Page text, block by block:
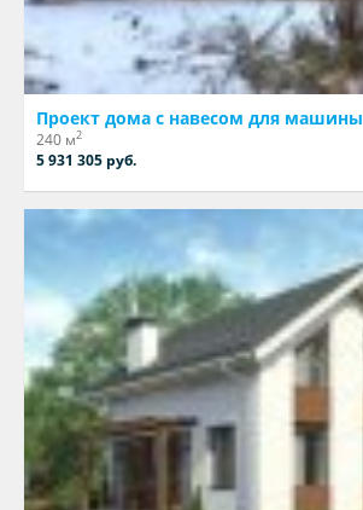
Проект дома с навесом для машины
240 м2
5 931 305 руб.